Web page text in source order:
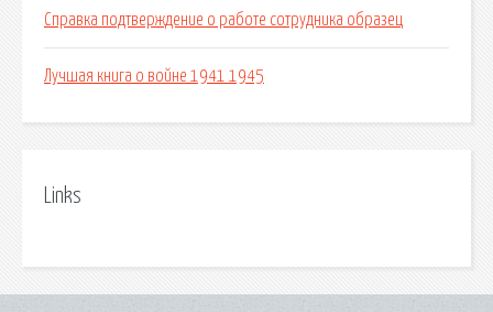
Справка подтверждение о работе сотрудника образец
Лучшая книга о войне 1941 1945
Links